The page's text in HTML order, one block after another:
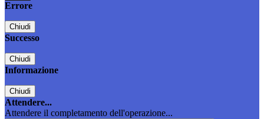
Errore
Chiudi
Successo
Chiudi
Informazione
Chiudi
Attendere...
Attendere il completamento dell'operazione...